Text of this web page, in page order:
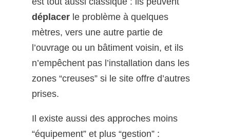
déplacer le problème à quelques
mètres, vers une autre partie de
l’ouvrage ou un bâtiment voisin, et ils
n’empêchent pas l’installation dans les
zones “creuses” si le site offre d’autres
prises.
Il existe aussi des approches moins
“équipement” et plus “gestion” :